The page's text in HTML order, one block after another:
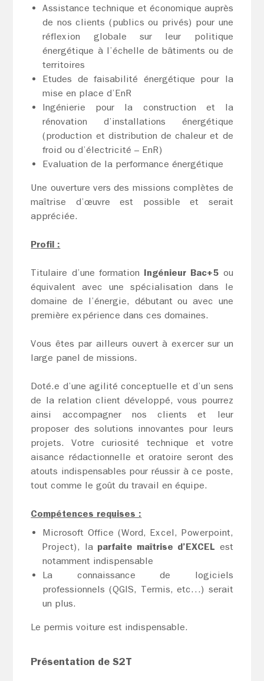
Assistance technique et économique auprès
de nos clients (publics ou privés) pour une
réflexion globale sur leur politique
énergétique à l’échelle de bâtiments ou de
territoires
Etudes de faisabilité énergétique pour la
mise en place d’EnR
Ingénierie pour la construction et la
rénovation d’installations énergétique
(production et distribution de chaleur et de
froid ou d’électricité – EnR)
Evaluation de la performance énergétique
Une ouverture vers des missions complètes de
maîtrise d’œuvre est possible et serait
appréciée.
Profil :
Titulaire d’une formation Ingénieur Bac+5 ou
équivalent avec une spécialisation dans le
domaine de l’énergie, débutant ou avec une
première expérience dans ces domaines.
Vous êtes par ailleurs ouvert à exercer sur un
large panel de missions.
Doté.e d’une agilité conceptuelle et d’un sens
de la relation client développé, vous pourrez
ainsi accompagner nos clients et leur
proposer des solutions innovantes pour leurs
projets. Votre curiosité technique et votre
aisance rédactionnelle et oratoire seront des
atouts indispensables pour réussir à ce poste,
tout comme le goût du travail en équipe.
Compétences requises :
Microsoft Office (Word, Excel, Powerpoint,
Project), la parfaite maîtrise d’EXCEL est
notamment indispensable
La connaissance de logiciels
professionnels (QGIS, Termis, etc…) serait
un plus.
Le permis voiture est indispensable.
Présentation de S2T